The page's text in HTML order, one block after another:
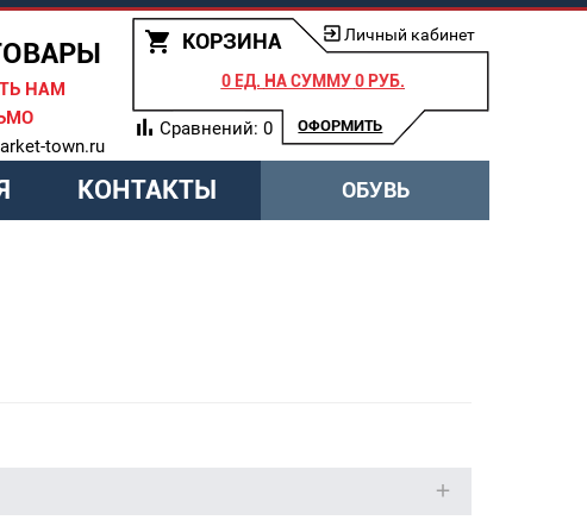
НАМ
town.ru
КОРЗИНА Личный кабинет
0 ЕД. НА СУММУ0 РУБ.
ОФОРМИТЬ
Сравнений: 0
КОНТАКТЫ ОБУВЬ